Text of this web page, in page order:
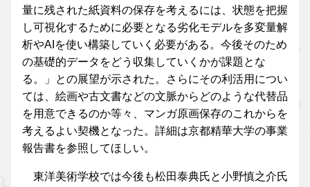
量に残された紙資料の保存を考えるには、状態を把握
し可視化するために必要となる劣化モデルを多変量解
析やAIを使い構築していく必要がある。今後そのため
の基礎的データをどう収集していくかが課題とな
る。」との展望が示された。さらにその利活用につい
ては、絵画や古文書などの文脈からどのような代替品
を用意できるのか等々、マンガ原画保存のこれからを
考えるよい契機となった。詳細は京都精華大学の事業
報告書を参照してほしい。
東洋美術学校では今後も松田泰典氏と小野慎之介氏